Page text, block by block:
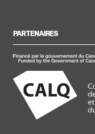
PARTENAIRES